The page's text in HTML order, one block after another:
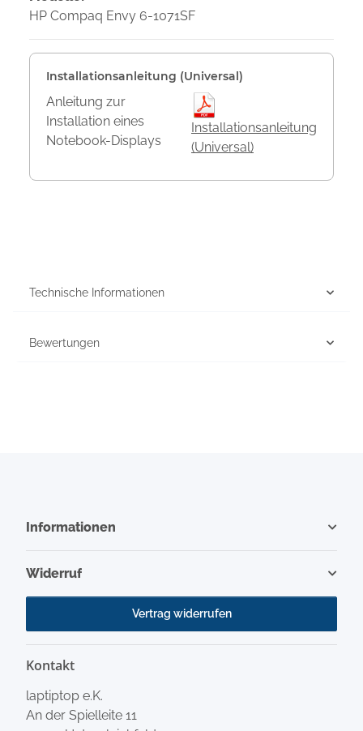
HP Compaq Envy 6-1071SF
Installationsanleitung (Universal)
Anleitung zur
Installation eines
Notebook-Displays
Installationsanleitung
(Universal)
Technische Informationen
Bewertungen
Informationen
Widerruf
Vertrag widerrufen
Kontakt
laptiptop e.K.
An der Spielleite 11